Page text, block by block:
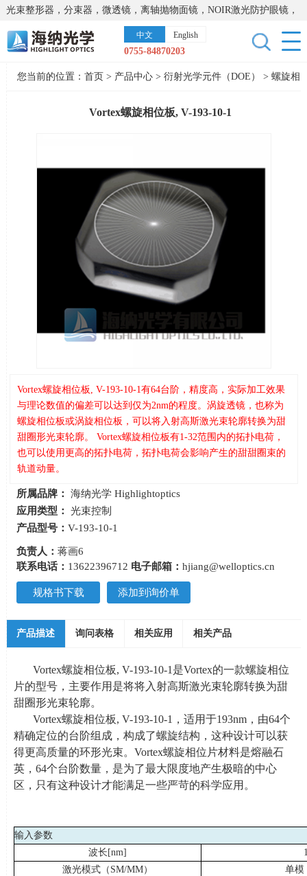
光束整形器，分束器，微透镜，离轴抛物面镜，NOIR激光防护眼镜，
太阳能模拟器，显微镜载物台，激光器，光谱仪，红外热像仪，激光
晶体
中文 English
0755-84870203
您当前的位置： 首页 > 产品中心> 衍射光学元件（DOE） > 螺旋相
Vortex螺旋相位板, V-193-10-1
Vortex螺旋相位板, V-193-10-1有64台阶，精度高，实际加工效果
与理论数值的偏差可以达到仅为2nm的程度。涡旋透镜，也称为
螺旋相位板或涡旋相位板，可以将入射高斯激光束轮廓转换为甜
甜圈形光束轮廓。 Vortex螺旋相位板有1-32范围内的拓扑电荷，
也可以使用更高的拓扑电荷，拓扑电荷会影响产生的甜甜圈束的
轨道动量。
所属品牌：
海纳光学 Highlightoptics
应用类型：
光束控制
产品型号：V-193-10-1
负责人：蒋画6
联系电话： 13622396712 电子邮箱：hjiang@welloptics.cn
规格书下载 添加到询价单
产品描述 询问表格 相关应用 相关产品
Vortex螺旋相位板, V-193-10-1 是Vortex的一款螺旋相位
片的型号，主要作用是将将入射高斯激光束轮廓转换为甜
甜圈形光束轮廓。
Vortex螺旋相位板, V-193-10-1 ，适用于193nm，由64个
精确定位的台阶组成，构成了螺旋结构，这种设计可以获
得更高质量的环形光束。 Vortex螺旋相位片材料是熔融石
英， 64个台阶数量，是为了最大限度地产生极暗的中心
区，只有这种设计才能满足一些严苛的科学应用。
输入参数
波长 [nm]
激光模式（ SM/MM） 单模